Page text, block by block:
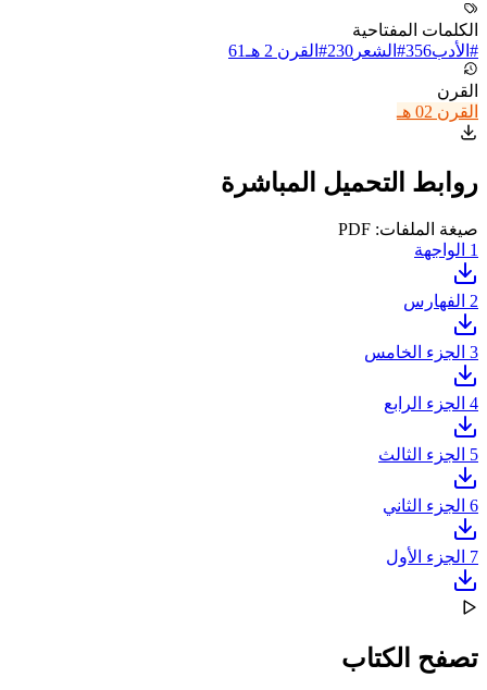
الكلمات المفتاحية
# الأدب356
# الشعر 230
# القرن 2 هـ 61
القرن
القرن 02 هـ
روابط التحميل المباشرة
صيغة الملفات: PDF
1 الواجهة
2 الفهارس
3 الجزء الخامس
4 الجزء الرابع
5 الجزء الثالث
6 الجزء الثاني
7 الجزء الأول
تصفح الكتاب